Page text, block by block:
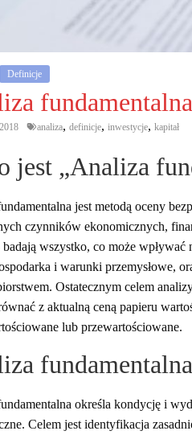
Definicje
fundamentalna
analiza,definicje,inwestycje,kapitał
jest „Analiza
jest metodą oceny
czynników ekonomicznych,
wszystko, co może
i warunki przemysłowe,
Ostatecznym celem
z aktualną ceną papieru
lub przewartościowane.
fundamentalna
określa kondycję i
Celem jest identyfikacja